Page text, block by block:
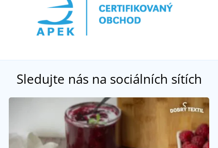
Sledujte nás na sociálních sítích